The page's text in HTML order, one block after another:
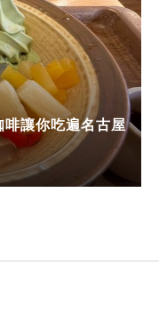
讓你吃遍名古屋